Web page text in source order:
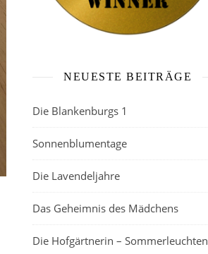
NEUESTE BEITRÄGE
Die Blankenburgs 1
Sonnenblumentage
Die Lavendeljahre
Das Geheimnis des Mädchens
Die Hofgärtnerin – Sommerleuchten